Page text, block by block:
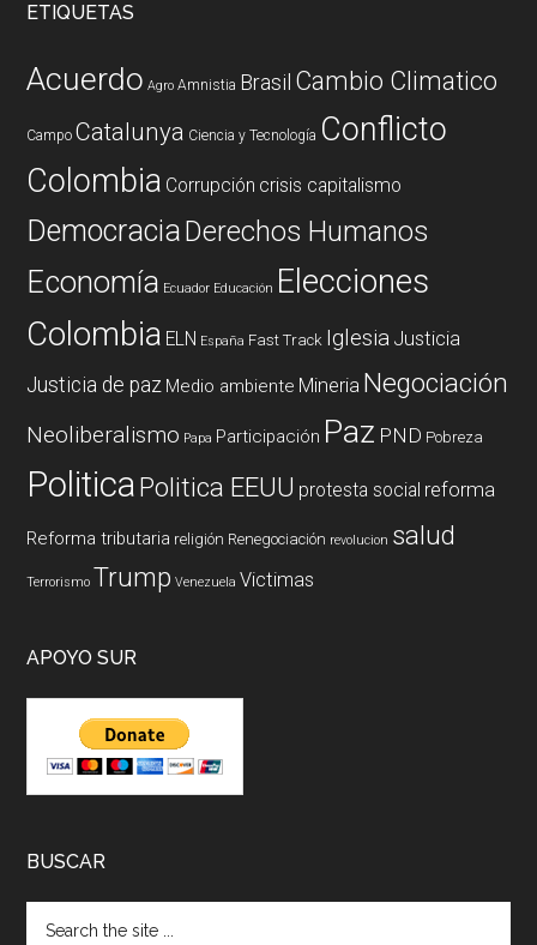
ETIQUETAS
Acuerdo Agro Amnistia Brasil Cambio Climatico
Campo Catalunya Ciencia y Tecnología Conflicto
Colombia Corrupción crisis capitalismo
DemocraciaDerechos Humanos
Economía Ecuador Educación Elecciones
Colombia ELN España Fast Track Iglesia Justicia
Justicia de paz Medio ambiente Mineria Negociación
Neoliberalismo Papa Participación Paz PND Pobreza
PoliticaPolitica EEUU protesta social reforma
Reforma tributaria religión Renegociación revolucion salud
Terrorismo Trump Venezuela Victimas
APOYO SUR
BUSCAR